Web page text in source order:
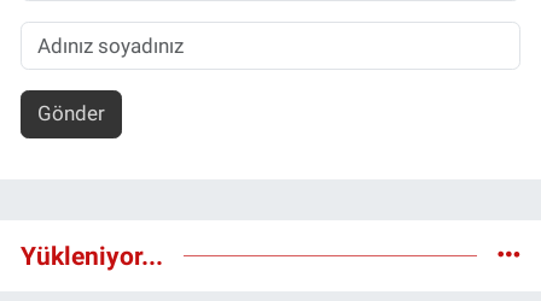
Gönder
Yükleniyor...